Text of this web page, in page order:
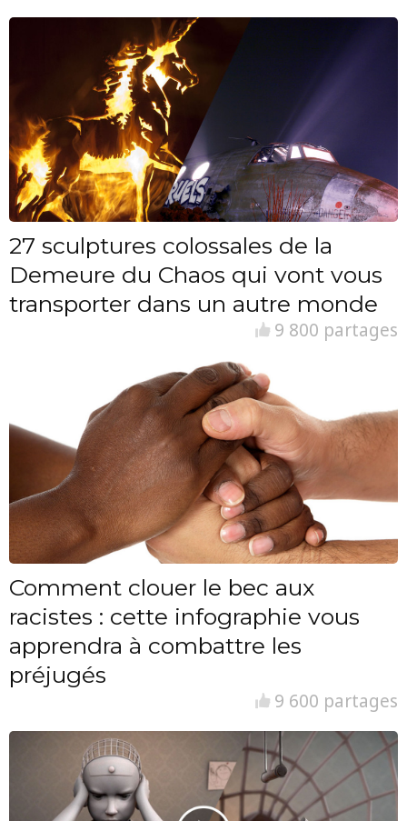
27 sculptures colossales de la
Demeure du Chaos qui vont vous
transporter dans un autre monde
9 800 partages
Comment clouer le bec aux
racistes : cette infographie vous
apprendra à combattre les
préjugés
9 600 partages